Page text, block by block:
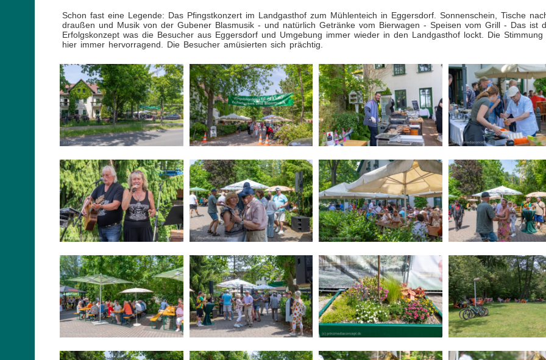
Schon fast eine Legende: Das Pfingstkonzert im Landgasthof zum Mühlenteich in Eggersdorf. Sonnenschein, Tische
draußen und Musik von der Gubener Blasmusik - und natürlich Getränke vom Bierwagen - Speisen vom Grill - Das ist
Erfolgskonzept was die Besucher aus Eggersdorf und Umgebung immer wieder in den Landgasthof lockt. Die Stimmung
hier immer hervorragend. Die Besucher amüsierten sich prächtig.